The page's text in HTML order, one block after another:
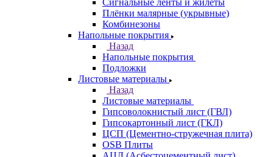
Сигнальные ленты и жилеты
Плёнки малярные (укрывные)
Комбинезоны
Напольные покрытия
Назад
Напольные покрытия
Подложки
Листовые материалы
Назад
Листовые материалы
Гипсоволокнистый лист (ГВЛ)
Гипсокартонный лист (ГКЛ)
ЦСП (Цементно-стружечная плита)
OSB Плиты